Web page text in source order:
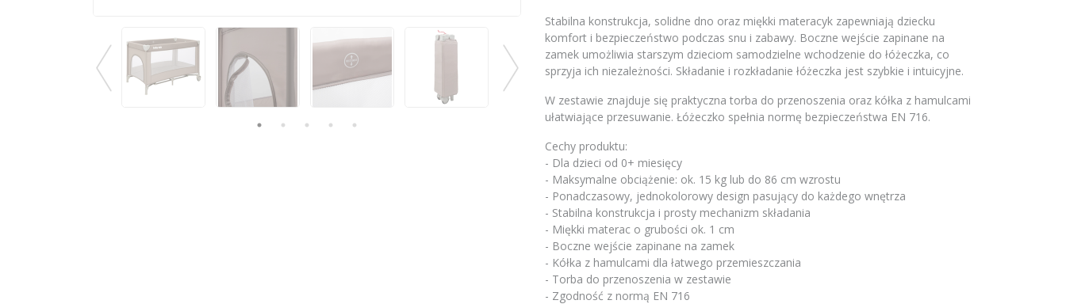
Stabilna konstrukcja, solidne dno oraz miękki materacyk zapewniają dziecku
komfort i bezpieczeństwo podczas snu i zabawy. Boczne wejście zapinane na
zamek umożliwia starszym dzieciom samodzielne wchodzenie do łóżeczka, co
sprzyja ich niezależności. Składanie i rozkładanie łóżeczka jest szybkie i intuicyjne.
W zestawie znajduje się praktyczna torba do przenoszenia oraz kółka z hamulcami
ułatwiające przesuwanie. Łóżeczko spełnia normę bezpieczeństwa EN 716.
Cechy produktu:
- Dla dzieci od 0+ miesięcy
- Maksymalne obciążenie: ok. 15 kg lub do 86 cm wzrostu
- Ponadczasowy, jednokolorowy design pasujący do każdego wnętrza
- Stabilna konstrukcja i prosty mechanizm składania
- Miękki materac o grubości ok. 1 cm
- Boczne wejście zapinane na zamek
- Kółka z hamulcami dla łatwego przemieszczania
- Torba do przenoszenia w zestawie
- Zgodność z normą EN 716